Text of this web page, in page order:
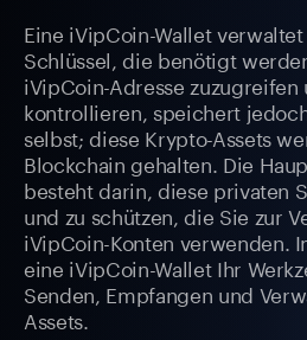
Eine iVipCoin-Wallet
Schlüssel, die benötigt
iVipCoin-Adresse zuzugreifen
kontrollieren, speichert
selbst; diese Krypto-Assets
Blockchain gehalten. Die
besteht darin, diese privaten
und zu schützen, die Sie zur
iVipCoin-Konten verwenden.
eine iVipCoin-Wallet Ihr
Senden, Empfangen und
Assets.